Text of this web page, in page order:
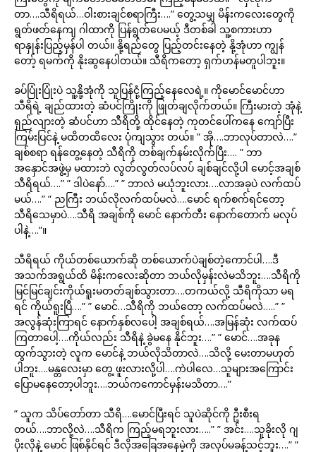
တာ….သီရိရယ်…ဝါးစားချင်စရာကြီး….” တွေ့သမျှ မိန်းကလေးတွေကို
ရွတ်ဖတ်နေကျ ဂါထာကို ပြန်ရွတ်ပေမယ့် ဒီတစ်ခါ သူ့စကားဟာ
ရာနှုန်းပြည့်မှန်ပါ တယ်။ နို့ရည်တွေ ပြည့်တင်းနေတဲ့ နို့အုံဟာ ကျွန်
တော့် ရမက်ကို နိုးဆွနေပါတယ်။ သီရိကတော့ ရှက်ဟန်မတူပါဘူး။
ခပ်ပြုံးပြုံးပဲ သူ့နို့အုံကို သူပြန်ငုံံ့ကြည့်နေလေရဲ့။ ကိုမောင်မောင်ဟာ
သီရိရဲ့ ချည်ထားတဲ့ ဆံပင်ကြိုးကို ဖြုတ်ချလိုက်တယ်။ ကြီးမားတဲ့ အုံနဲ့
ရှည်လျားတဲ့ ဆံပင်ဟာ သီရိတို့ ထိုင်နေတဲ့ ကုတင်ပေါ်ကနေ ကျော်ပြီး
ကြမ်းပြင်နဲ့ မထိတထိလေး ပုံကျသွား တယ်။ ” အို….ဘာလုပ်တာလဲ….”
ချစ်စရာ ရန်တွေ့နေတဲ့ သီရိကို တစ်ချက်နမ်းလိုက်ပြီး…. ” ဘာ
အနှောင်အဖွဲ့မှ မထားဘဲ လွတ်လွတ်လပ်လပ် ချစ်ချင်လို့ပါ မောင့်အချစ်
သီရိရယ်….” ” ဒါပဲနော်….” ” ဘာလဲ မယုံဘူးလား….လာအခုပဲ လက်ထပ်
မယ်….” ” ညကြီး ဘယ်လိုလက်ထပ်မလဲ….မောင် ရက်စက်ရင်တော့
သီရိသေမှာပဲ….သီရိ အချစ်ကို မောင် နောက်တီး နောက်တောက် မလုပ်
ပါနဲ့….”။
သီရိရယ် ကိုယ်တစ်ယောက်ဆို တစ်ယောက်ပဲချစ်တဲ့ကောင်ပါ….ဒီ
အသက်အရွယ်ထိ မိန်းကလေးဆိုတာ ဘယ်လိုမှန်းလဲမသိဘူး….သီရိကို
မြင်မြင်ချင်းကိုယ်ရူးမတတ်ချစ်သွားတာ….တကယ်လို့ သီရိကိုသာ မရ
ရင် ကိုယ်ရူးပြီ….” ” မောင်…သီရိကို ဘယ်တော့ လက်ထပ်မလဲ…..” ”
အလွန်ဆုံးကြာရင် နောက်နှစ်လပေါ့ အချစ်ရယ်….အမြန်ဆုံး လက်ထပ်
ကြတာပေါ့….ကိုယ်လည်း သီရိနဲ့ ခွဲမနေ နိုင်ဘူး….” ” မောင်….အခုန
ထွက်သွားတဲ့ လူက မောင်နဲ့ ဘယ်လိုသိတာလဲ….သိလို့ မေးတာမဟုတ်
ပါဘူး….မန္တလေးမှာ တွေ့ ဖူးလားလို့ပါ….ကဲပါလေ…သူများအကြောင်း
ပြောမနေတော့ပါဘူး….ဘယ်ကကောင်မှန်းမသိတာ….”
” သူက သိပ်တော်တာ သီရိ….မောင်ပြီးရင် သူပဲဆိုင်ကို ဦးစီးရ
တယ်….ဘာလို့လဲ….သီရိက ကြည့်မရဘူးလား…..” ” အင်း….သူခိုးလို ဂျ
ပိုးလိုနဲ့ မောင် ဖြစ်နိုင်ရင် ဒီလိုအခြေအနေမဲ့ကို အလုပ်မခန့်သင့်ဘူး….” ”